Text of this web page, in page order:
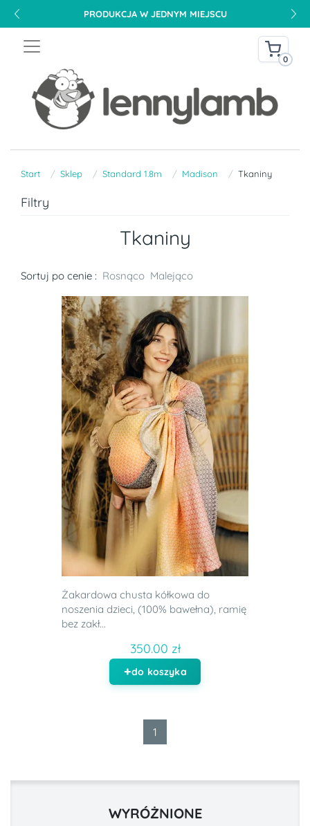
PRODUKCJA W JEDNYM MIEJSCU
0
Start Sklep Standard 1.8m Madison Tkaniny
Filtry
Tkaniny
Sortuj po cenie : Rosnąco Malejąco
Żakardowa chusta kółkowa do
noszenia dzieci, (100% bawełna), ramię
bez zakł...
350.00 zł
do koszyka
1
WYRÓŻNIONE